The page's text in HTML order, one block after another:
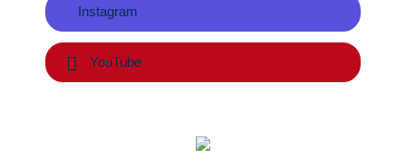
Instagram
YouTube